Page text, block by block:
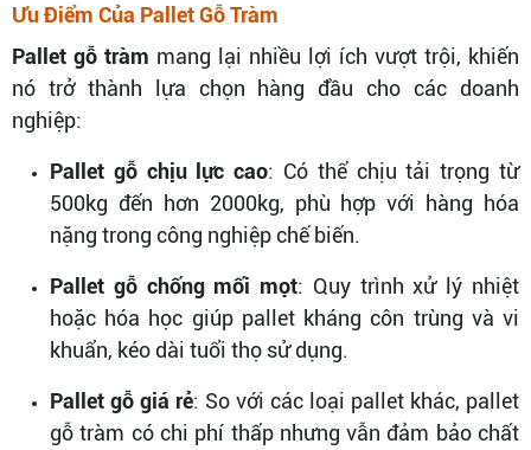
Ưu Điểm Của Pallet Gỗ Tràm
Pallet gỗ tràm mang lại nhiều lợi ích vượt trội, khiến
nó trở thành lựa chọn hàng đầu cho các doanh
nghiệp:
Pallet gỗ chịu lực cao: Có thể chịu tải trọng từ
500kg đến hơn 2000kg, phù hợp với hàng hóa
nặng trong công nghiệp chế biến.
Pallet gỗ chống mối mọt: Quy trình xử lý nhiệt
hoặc hóa học giúp pallet kháng côn trùng và vi
khuẩn, kéo dài tuổi thọ sử dụng.
Pallet gỗ giá rẻ: So với các loại pallet khác, pallet
gỗ tràm có chi phí thấp nhưng vẫn đảm bảo chất